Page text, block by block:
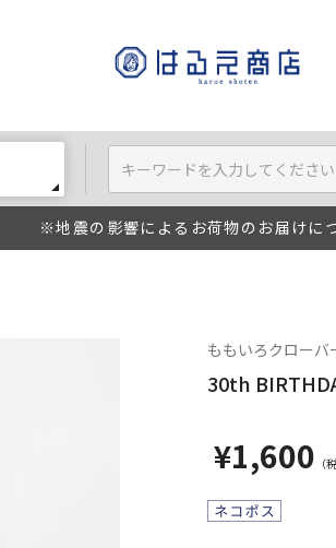
※地震の影響によるお荷物のお届けに
ももいろクローバ
30th
¥1,600